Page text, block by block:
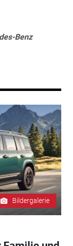
Benz
Bildergalerie